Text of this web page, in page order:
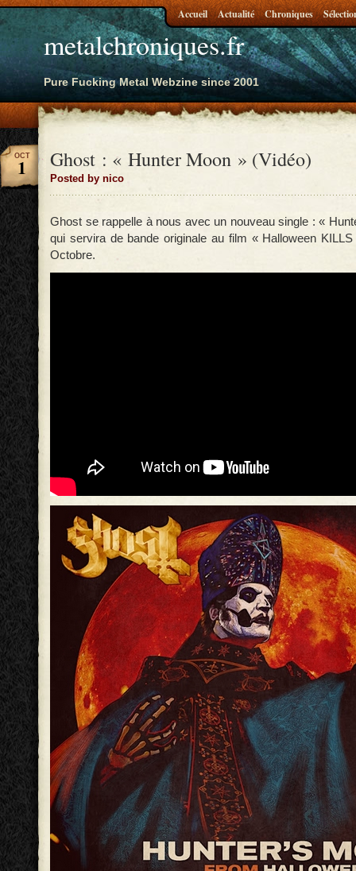
metalchroniques.fr
Pure Fucking Metal Webzine since 2001
Accueil Actualité Chroniques
Ghost : « Hunter Moon » (Vidéo)
Posted by nico
OCT
1
Ghost se rappelle à nous avec un nouveau single : «
qui servira de bande originale au film « Halloween
Octobre.